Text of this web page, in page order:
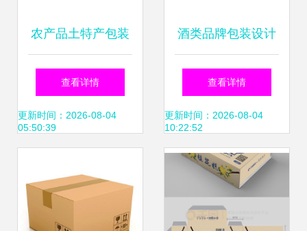
农产品土特产包装
设计参考 从特色到
品质的创新思路
查看详情
更新时间：2026-08-04
05:50:39
酒类品牌包装设计
的艺术与专业服务
的力量
查看详情
更新时间：2026-08-04
10:22:52